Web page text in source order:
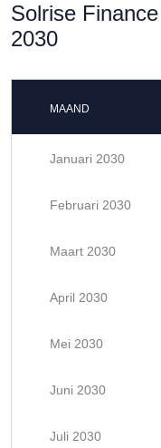
Solrise
2030
MAAND
Januari 2030
Februari 2030
Maart 2030
April 2030
Mei 2030
Juni 2030
Juli 2030